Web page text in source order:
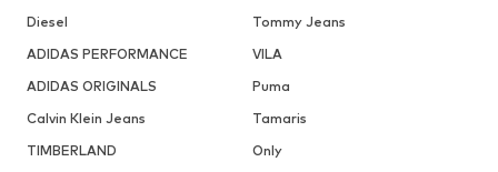
Diesel
Tommy Jeans
ADIDAS PERFORMANCE
VILA
ADIDAS ORIGINALS
Puma
Calvin Klein Jeans
Tamaris
TIMBERLAND
Only